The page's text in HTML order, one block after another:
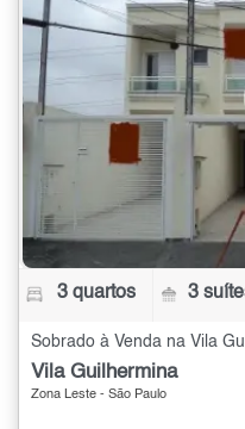
3 quartos 3
Sobrado à Venda na Vila
Vila Guilhermina
Zona Leste - São Paulo